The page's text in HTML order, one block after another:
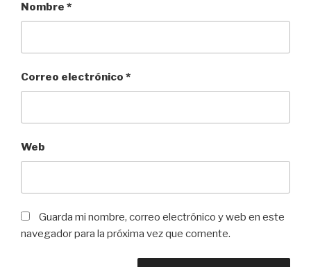
Nombre *
Correo electrónico *
Web
Guarda mi nombre, correo electrónico y web en este
navegador para la próxima vez que comente.